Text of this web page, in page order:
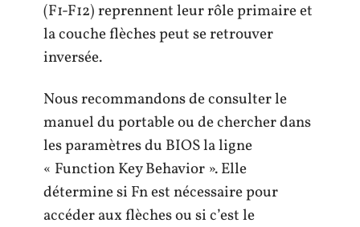
(F1-F12) reprennent leur rôle primaire et
la couche flèches peut se retrouver
inversée.
Nous recommandons de consulter le
manuel du portable ou de chercher dans
les paramètres du BIOS la ligne
« Function Key Behavior ». Elle
détermine si Fn est nécessaire pour
accéder aux flèches ou si c’est le